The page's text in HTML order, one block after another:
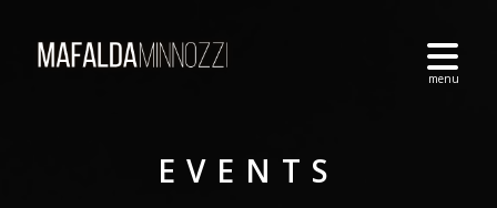
EVENTS